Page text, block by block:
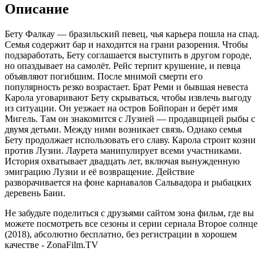
Описание
Бету Фалкау — бразильский певец, чья карьера пошла на спад.
Семья содержит бар и находится на грани разорения. Чтобы
подзаработать, Бету соглашается выступить в другом городе,
но опаздывает на самолёт. Рейс терпит крушение, и певца
объявляют погибшим. После мнимой смерти его
популярность резко возрастает. Брат Реми и бывшая невеста
Карола уговаривают Бету скрываться, чтобы извлечь выгоду
из ситуации. Он уезжает на остров Бойпоран и берёт имя
Мигель. Там он знакомится с Лузией — продавщицей рыбы с
двумя детьми. Между ними возникает связь. Однако семья
Бету продолжает использовать его славу. Карола строит козни
против Лузии. Лаурета манипулирует всеми участниками.
История охватывает двадцать лет, включая вынужденную
эмиграцию Лузии и её возвращение. Действие
разворачивается на фоне карнавалов Сальвадора и рыбацких
деревень Баии.
Не забудьте поделиться с друзьями сайтом зона фильм, где вы
можете посмотреть все сезоны и серии сериала Второе солнце
(2018), абсолютно бесплатно, без регистрации в хорошем
качестве - ZonaFilm.TV